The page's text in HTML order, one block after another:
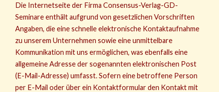
Die Internetseite der Firma Consensus-Verlag-GD-
Seminare enthält aufgrund von gesetzlichen Vorschriften
Angaben, die eine schnelle elektronische Kontaktaufnahme
zu unserem Unternehmen sowie eine unmittelbare
Kommunikation mit uns ermöglichen, was ebenfalls eine
allgemeine Adresse der sogenannten elektronischen Post
(E-Mail-Adresse) umfasst. Sofern eine betroffene Person
per E-Mail oder über ein Kontaktformular den Kontakt mit